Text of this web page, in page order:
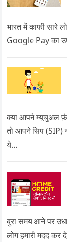
भारत में काफी सारे
Google Pay का
क्या आपने म्यूचुअल
तो आपने सिप (SIP)
ये…
बुरा समय आने पर
लोग हमारी मदद कर